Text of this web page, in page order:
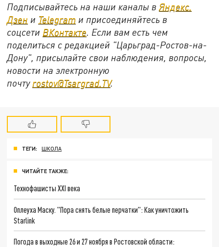
Подписывайтесь на наши каналы в Яндекс.
Дзен и Telegram и присоединяйтесь в
соцсети ВКонтакте . Если вам есть чем
поделиться с редакцией "Царьград-Ростов-на-
Дону", присылайте свои наблюдения, вопросы,
новости на электронную
почту rostov@Tsargrad.ТV.
ТЕГИ: ШКОЛА
ЧИТАЙТЕ ТАКЖЕ:
Технофашисты XXI века
Оплеуха Маску. "Пора снять белые перчатки": Как уничтожить
Starlink
Погода в выходные 26 и 27 ноября в Ростовской области: